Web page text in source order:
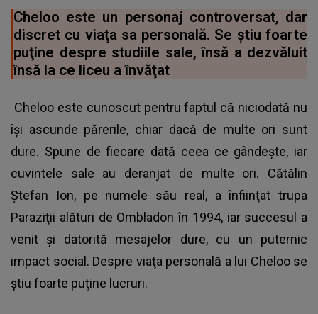
Cheloo este un personaj controversat, dar
discret cu viaţa sa personală. Se ştiu foarte
puţine despre studiile sale, însă a dezvăluit
însă la ce liceu a învăţat
Cheloo este cunoscut pentru faptul că niciodată nu
îşi ascunde părerile, chiar dacă de multe ori sunt
dure. Spune de fiecare dată ceea ce gândeşte, iar
cuvintele sale au deranjat de multe ori. Cătălin
Ştefan Ion, pe numele său real, a înfiinţat trupa
Paraziţii alături de Ombladon în 1994, iar succesul a
venit şi datorită mesajelor dure, cu un puternic
impact social. Despre viaţa personală a lui Cheloo se
ştiu foarte puţine lucruri.